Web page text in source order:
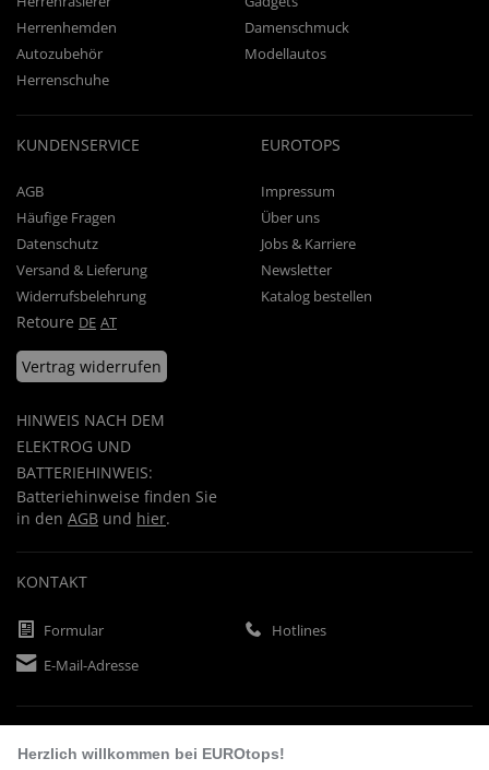
Herrenhemden
Damenschmuck
Autozubehör
Modellautos
Herrenschuhe
KUNDENSERVICE
AGB
Häufige Fragen
Datenschutz
Versand & Lieferung
Widerrufsbelehrung
Retoure DE AT
Vertrag widerrufen
HINWEIS NACH DEM
ELEKTROG UND
BATTERIEHINWEIS:
Batteriehinweise finden Sie
in den AGB und hier.
EUROTOPS
Impressum
Über uns
Jobs & Karriere
Newsletter
Katalog bestellen
KONTAKT
Formular
Hotlines
E-Mail-Adresse
Herzlich willkommen bei EUROtops!